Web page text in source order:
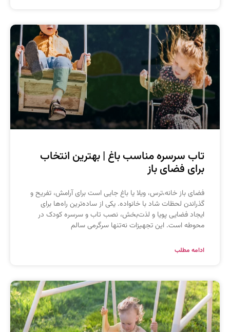
سرسره مناسب باغ | بهترین انتخاب
فضای باز
باز خانه،ترس، ویلا یا باغ جایی است برای آرامش، تفریح و
لحظات شاد با خانواده. یکی از ساده‌ترین راه‌ها برای
فضایی پویا و لذت‌بخش، نصب تاب و سرسره کودک در
است. این تجهیزات نه‌تنها سرگرمی سالم
مطلب